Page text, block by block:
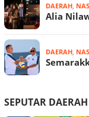
DAERAH
Alia
DAERAH
SEPUTAR DAERAH